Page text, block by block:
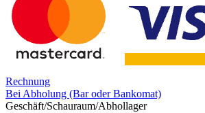
Rechnung
Bei Abholung (Bar oder Bankomat)
Geschäft/Schauraum/Abhollager